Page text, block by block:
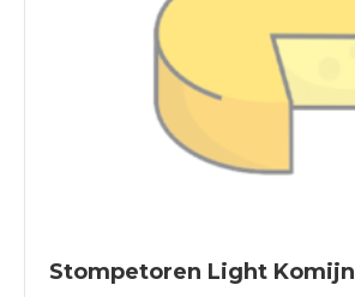
Stompetoren Light Komijn